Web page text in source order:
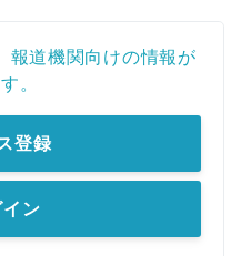
報道機関向けの情報が
。
登録
イン